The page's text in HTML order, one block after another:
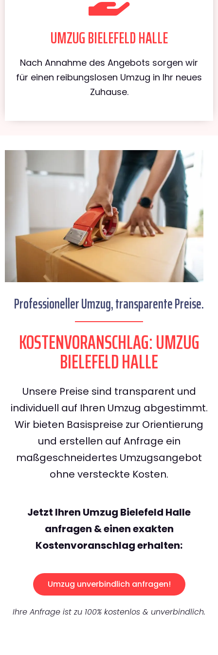
UMZUG BIELEFELD HALLE
Nach Annahme des Angebots sorgen wir
für einen reibungslosen Umzug in Ihr neues
Zuhause.
Professioneller Umzug, transparente Preise.
KOSTENVORANSCHLAG: UMZUG
BIELEFELD HALLE
Unsere Preise sind transparent und
individuell auf Ihren Umzug abgestimmt.
Wir bieten Basispreise zur Orientierung
und erstellen auf Anfrage ein
maßgeschneidertes Umzugsangebot
ohne versteckte Kosten.
Jetzt Ihren Umzug Bielefeld Halle
anfragen & einen exakten
Kostenvoranschlag erhalten:
Umzug unverbindlich anfragen!
Ihre Anfrage ist zu 100% kostenlos & unverbindlich.